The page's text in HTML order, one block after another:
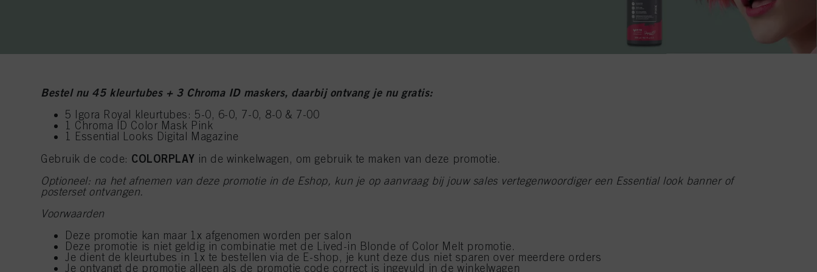
Bestel nu 45 kleurtubes + 3 Chroma ID maskers, daarbij ontvang je nu gratis:
5 Igora Royal kleurtubes: 5-0, 6-0, 7-0, 8-0 & 7-00
1 Chroma ID Color Mask Pink
1 Essential Looks Digital Magazine
Gebruik de code: COLORPLAY in de winkelwagen, om gebruik te maken van deze promotie.
Optioneel: na het afnemen van deze promotie in de Eshop, kun je op aanvraag bij jouw sales vertegenwoordiger een Essential look banner of
posterset ontvangen.
Voorwaarden
Deze promotie kan maar 1x afgenomen worden per salon
Deze promotie is niet geldig in combinatie met de Lived-in Blonde of Color Melt promotie.
Je dient de kleurtubes in 1x te bestellen via de E-shop, je kunt deze dus niet sparen over meerdere orders
Je ontvangt de promotie alleen als de promotie code correct is ingevuld in de winkelwagen